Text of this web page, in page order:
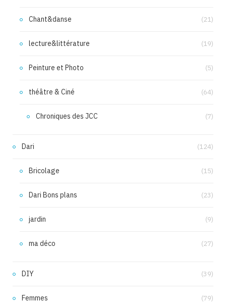
Chant&danse (21)
lecture&littérature (19)
Peinture et Photo (5)
théâtre & Ciné (64)
Chroniques des JCC (7)
Dari (124)
Bricolage (15)
Dari Bons plans (23)
jardin (9)
ma déco (27)
DIY (39)
Femmes (79)